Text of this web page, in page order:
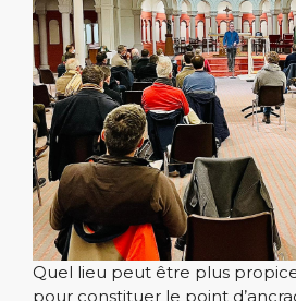
Quel lieu peut être plus
pour constituer le point